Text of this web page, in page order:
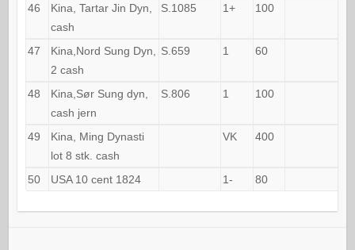
46
Kina, Tartar Jin Dyn,
cash
S.1085 1+ 100
47
Kina,Nord Sung Dyn,
2 cash
S.659 1 60
48
Kina,Sør Sung dyn,
cash jern
S.806 1 100
49
Kina, Ming Dynasti
lot 8 stk. cash
VK 400
50 USA 10 cent 1824 1- 80